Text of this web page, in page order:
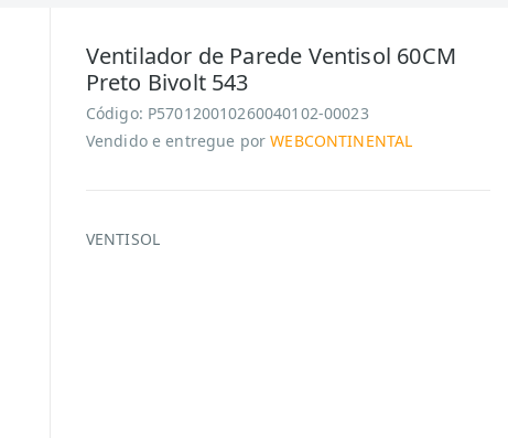
Ventilador de Parede Ventisol 60CM
Preto Bivolt 543
Código: P570120010260040102-00023
Vendido e entregue por WEBCONTINENTAL
VENTISOL